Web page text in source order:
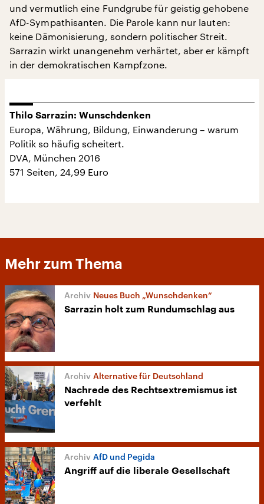
und vermutlich eine Fundgrube für geistig gehobene
AfD-Sympathisanten. Die Parole kann nur lauten:
keine Dämonisierung, sondern politischer Streit.
Sarrazin wirkt unangenehm verhärtet, aber er kämpft
in der demokratischen Kampfzone.
Thilo Sarrazin: Wunschdenken
Europa, Währung, Bildung, Einwanderung – warum
Politik so häufig scheitert.
DVA, München 2016
571 Seiten, 24,99 Euro
Mehr zum Thema
Neues Buch „Wunschdenken“
Sarrazin holt zum Rundumschlag aus
Alternative für Deutschland
Nachrede des Rechtsextremismus ist
verfehlt
AfD und Pegida
Angriff auf die liberale Gesellschaft